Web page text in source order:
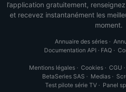
l’application gratuitement,
et recevez instantanément les
moment.
Annuaire des séries·
Documentation API · FAQ ·
Mentions légales · Cookies · CGU ·
BetaSeries SAS · Medias·
Test pilote série TV · Panel